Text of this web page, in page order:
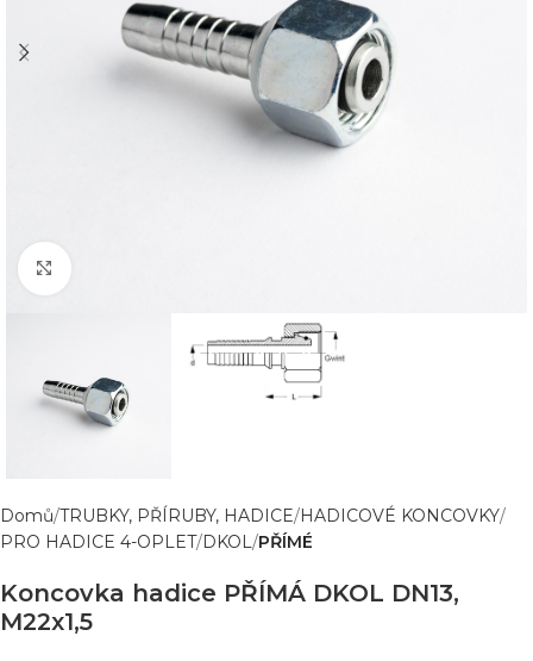
Domů TRUBKY, PŘÍRUBY, HADICE HADICOVÉ KONCOVKY
PRO HADICE 4-OPLET DKOL PŘÍMÉ
Koncovka hadice PŘÍMÁ DKOL DN13,
M22x1,5